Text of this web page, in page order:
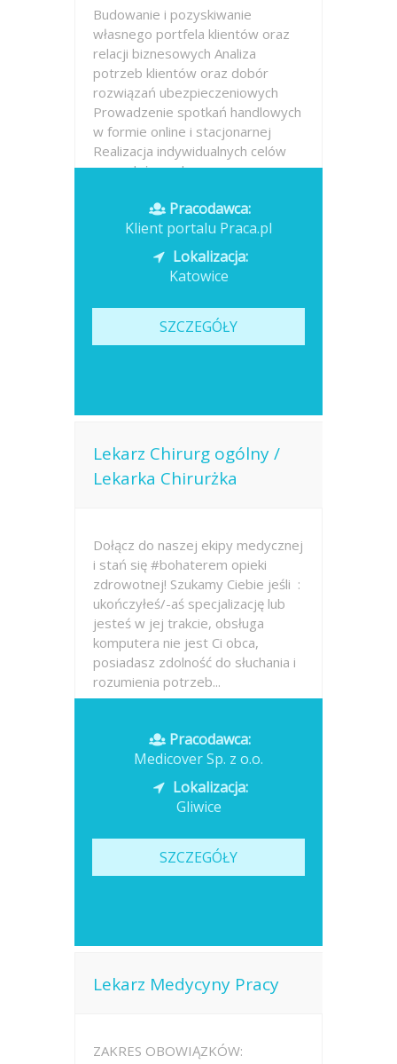
Budowanie i pozyskiwanie
własnego portfela klientów oraz
relacji biznesowych Analiza
potrzeb klientów oraz dobór
rozwiązań ubezpieczeniowych
Prowadzenie spotkań handlowych
w formie online i stacjonarnej
Realizacja indywidualnych celów
sprzedażowych przy...
Opublikowano: dzisiajPracodawca:
Klient portalu Praca.pl
Lokalizacja:
Katowice
SZCZEGÓŁY
Lekarz Chirurg ogólny /
Lekarka Chirurżka
Dołącz do naszej ekipy medycznej
i stań się #bohaterem opieki
zdrowotnej! Szukamy Ciebie jeśli ​ :
ukończyłeś/-aś specjalizację lub
jesteś w jej trakcie, obsługa
komputera nie jest Ci obca,
posiadasz zdolność do słuchania i
rozumienia potrzeb...
Pracodawca:
Medicover Sp. z o.o.
Lokalizacja:
Gliwice
SZCZEGÓŁY
Lekarz Medycyny Pracy
ZAKRES OBOWIĄZKÓW: